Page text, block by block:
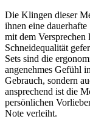
Die Klingen dieser
ihnen eine
mit dem Versprechen
Schneidequalität
Sets sind die
angenehmes Gefühl
Gebrauch, sondern
ansprechend ist die
persönlichen
Note verleiht.